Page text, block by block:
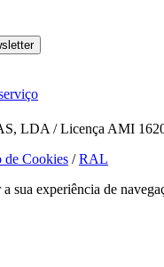
LDA / Licença AMI
de Cookies /RAL
sua experiência de